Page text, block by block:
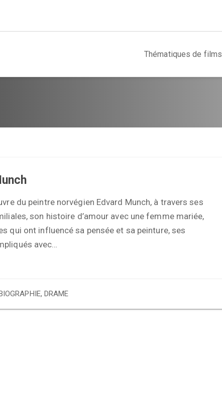
Thématiques de films
du peintre norvégien Edvard Munch, à travers ses
son histoire d’amour avec une femme mariée,
qui ont influencé sa pensée et sa peinture, ses
avec…
,DRAME